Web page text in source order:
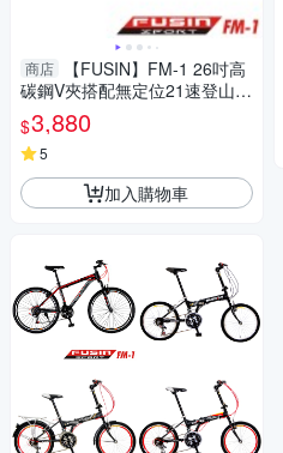
商店
【FUSIN】FM-1 26吋高
碳鋼V夾搭配無定位21速登山車
（100%出貨服務升級版本）
$3,880
5
加入購物車